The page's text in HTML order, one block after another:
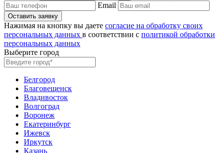
Email
Нажимая на кнопку вы даете согласие на обработку своих
персональных данных в соответствии с политикой обработки
персональных данных
Выберите город
Белгород
Благовещенск
Владивосток
Волгоград
Воронеж
Екатеринбург
Ижевск
Иркутск
Казань